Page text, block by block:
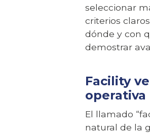
seleccionar
criterios
dónde y con
demostrar
Facility
operativa
El llamado
natural de la